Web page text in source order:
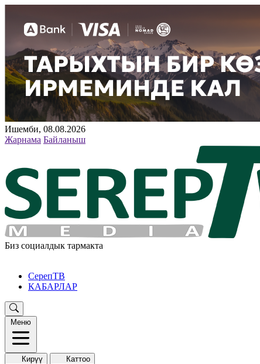
Ишемби, 08.08.2026
Жарнама Байланыш
Биз социалдык тармакта
СерепТВ
КАБАРЛАР
Меню
Кирүү Каттоо